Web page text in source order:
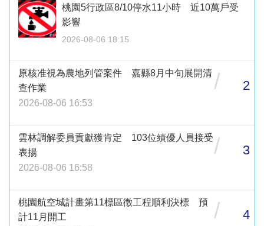
桃園5行政區8/10停水11小時 近10萬戶受
影響
2026-08-06 18:15
原核准視為農地列管案件 嘉縣8月中旬展開清
查作業
2026-08-06 16:53
/ 2
雲林調解委員貢獻獲肯定 103位績優人員接受
表揚
2026-08-06 16:58
/ 3
桃園航空城計畫第11標區徵工程順利決標 預
計11月開工
/ 4